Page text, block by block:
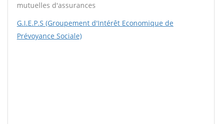
mutuelles d'assurances
G.I.E.P.S (Groupement d'Intérêt Economique de
Prévoyance Sociale)